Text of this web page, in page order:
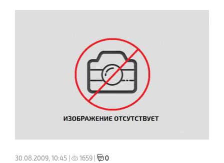
30.08.2009, 10:45 | 1659 | 0